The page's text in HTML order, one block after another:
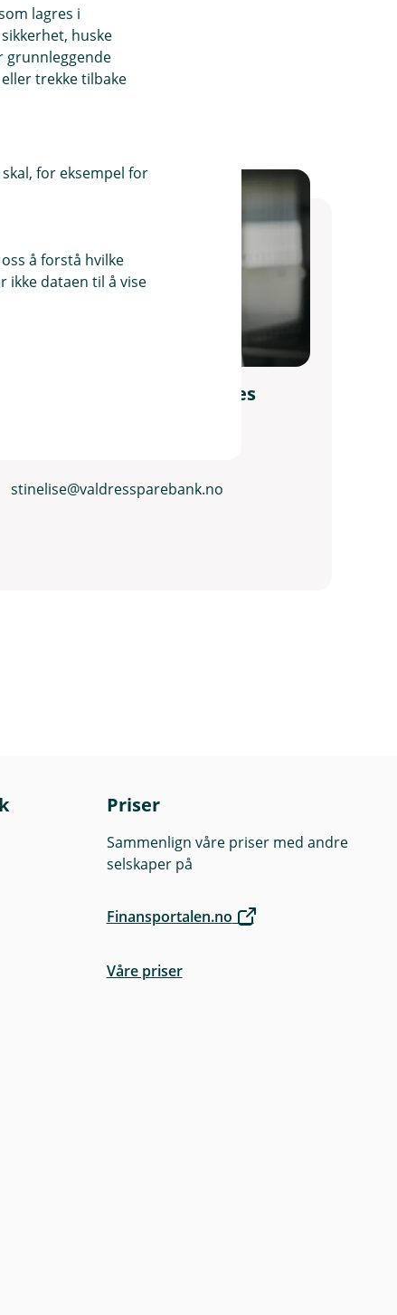
Stine-Lise Weisten Høksnes
stinelise@valdressparebank.no
Priser
Sammenlign våre priser med andre
selskaper på
Finansportalen.no
Våre priser
lagres i
huske
grunnleggende
trekke tilbake
for eksempel for
å forstå hvilke
ikke dataen til å vise